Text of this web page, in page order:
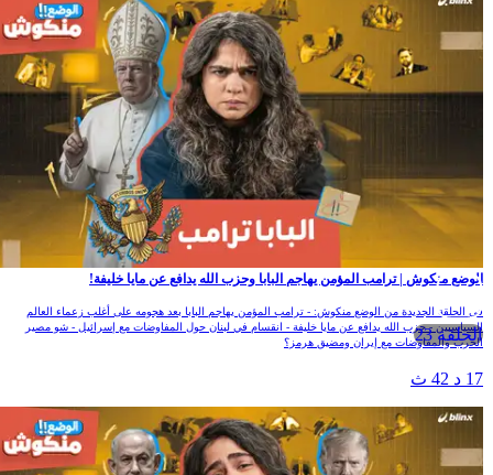
الحلقة 23
الوضع منكوش | ترامب المؤمن يهاجم البابا وحزب الله يدافع عن مايا خليفة!
في الحلقة الجديدة من الوضع منكوش: - ترامب المؤمن يهاجم البابا بعد هجومه على أغلب زعماء العالم
السياسيين - حزب الله يدافع عن مايا خليفة - انقسام في لبنان حول المفاوضات مع إسرائيل - شو مصير
الحرب والمفاوضات مع إيران ومضيق هرمز؟
17 د 42 ث